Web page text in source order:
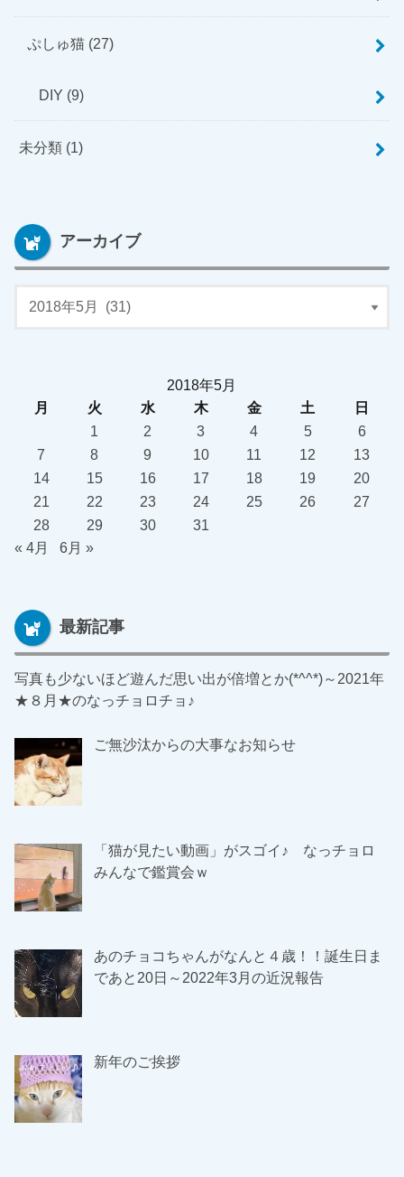
ぷしゅ猫 (27)
DIY (9)
未分類 (1)
アーカイブ
2018年5月
月
火 水 木 金 土
日
1
2 3 4 5
6
7
8 9 10 11 12
13
14
15 16 17 18 19
20
21
22 23 24 25 26
27
28
29 30
31
« 4月
6月 »
最新記事
写真も少ないほど遊んだ思い出が倍増とか(*^^*)～2021年
★８月★のなっチョロチョ♪
ご無沙汰からの大事なお知らせ
「猫が見たい動画」がスゴイ♪ なっチョロ
みんなで鑑賞会ｗ
あのチョコちゃんがなんと４歳！！誕生日ま
であと20日～2022年3月の近況報告
新年のご挨拶